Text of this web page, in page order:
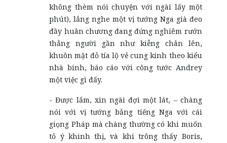
không thèm nói chuyện với ngài lấy một
phút), lắng nghe một vị tướng Nga già đeo
đầy huân chương đang đứng nghiêm rướn
thẳng người gần như kiễng chân lên,
khuôn mặt đỏ tía lộ vẻ cung kính theo kiểu
nhà binh, báo cáo với công tước Andrey
một việc gì đấy.
- Được lắm, xin ngài đợi một lát, – chàng
nói với vị tướng bằng tiếng Nga với cái
giọng Pháp mà chàng thường có khi muốn
tỏ ý khinh thị, và khi trông thấy Boris,